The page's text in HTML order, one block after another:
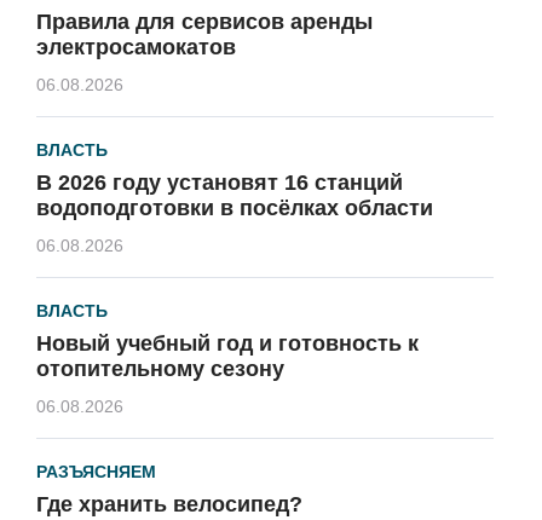
Правила для сервисов аренды
электросамокатов
06.08.2026
ВЛАСТЬ
В 2026 году установят 16 станций
водоподготовки в посёлках области
06.08.2026
ВЛАСТЬ
Новый учебный год и готовность к
отопительному сезону
06.08.2026
РАЗЪЯСНЯЕМ
Где хранить велосипед?